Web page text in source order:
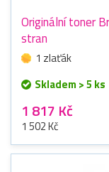
Originální toner
stran
1 zlaťák
Skladem > 5 ks
1 817 Kč
1 502 Kč